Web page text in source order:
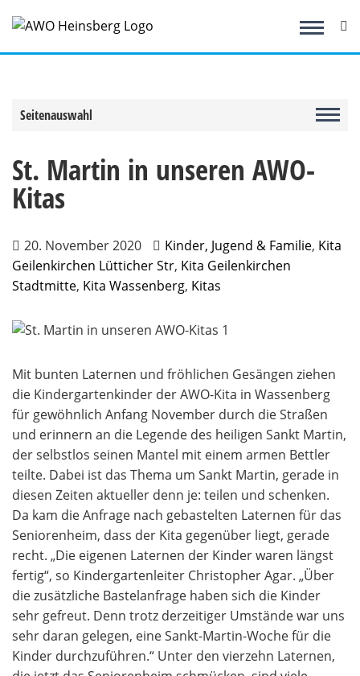
Inhalt
springen
Seitenauswahl
St. Martin in unseren AWO-
Kitas
20. November 2020 Kinder, Jugend & Familie, Kita
Geilenkirchen Lütticher Str, Kita Geilenkirchen
Stadtmitte, Kita Wassenberg, Kitas
Mit bunten Laternen und fröhlichen Gesängen ziehen
die Kindergartenkinder der AWO-Kita in Wassenberg
für gewöhnlich Anfang November durch die Straßen
und erinnern an die Legende des heiligen Sankt Martin,
der selbstlos seinen Mantel mit einem armen Bettler
teilte. Dabei ist das Thema um Sankt Martin, gerade in
diesen Zeiten aktueller denn je: teilen und schenken.
Da kam die Anfrage nach gebastelten Laternen für das
Seniorenheim, dass der Kita gegenüber liegt, gerade
recht. „Die eigenen Laternen der Kinder waren längst
fertig“, so Kindergartenleiter Christopher Agar. „Über
die zusätzliche Bastelanfrage haben sich die Kinder
sehr gefreut. Denn trotz derzeitiger Umstände war uns
sehr daran gelegen, eine Sankt-Martin-Woche für die
Kinder durchzuführen.“ Unter den vierzehn Laternen,